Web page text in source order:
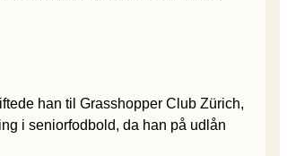
han til Grasshopper Club Zürich,
i seniorfodbold, da han på udlån